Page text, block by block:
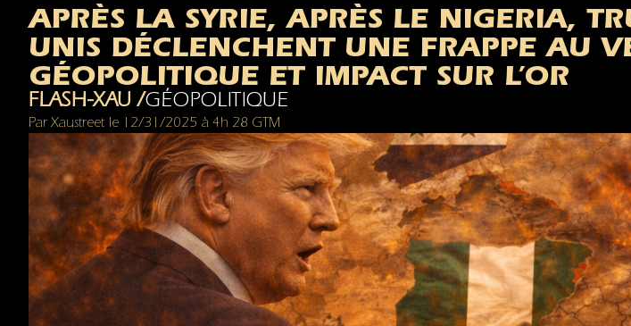
APRÈS LA SYRIE, APRÈS LE NIGERIA,
UNIS DÉCLENCHENT UNE FRAPPE AU
GÉOPOLITIQUE ET IMPACT SUR L’OR
FLASH-XAU /GÉOPOLITIQUE
Par Xaustreet le 12/31/2025 à 4h 28 GTM